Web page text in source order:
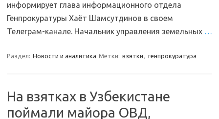
информирует глава информационного отдела
Генпрокуратуры Хаёт Шамсутдинов в своем
Телеграм-канале. Начальник управления земельных …
Раздел: Новости и аналитика Метки: взятки , генпрокуратура
На взятках в Узбекистане
поймали майора ОВД,